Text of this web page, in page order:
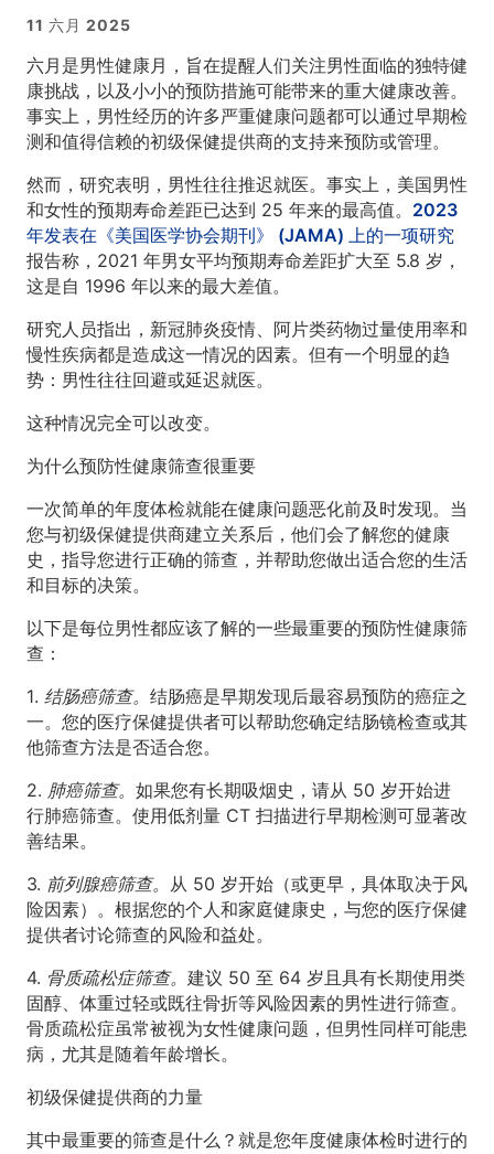
11 六月 2025
六月是男性健康月，旨在提醒人们关注男性面临的独特健
康挑战，以及小小的预防措施可能带来的重大健康改善。
事实上，男性经历的许多严重健康问题都可以通过早期检
测和值得信赖的初级保健提供商的支持来预防或管理。
然而，研究表明，男性往往推迟就医。事实上，美国男性
和女性的预期寿命差距已达到 25 年来的最高值。 2023
年发表在《美国医学协会期刊》 (JAMA) 上的一项研究
报告称，2021 年男女平均预期寿命差距扩大至 5.8 岁，
这是自 1996 年以来的最大差值。
研究人员指出，新冠肺炎疫情、阿片类药物过量使用率和
慢性疾病都是造成这一情况的因素。但有一个明显的趋
势：男性往往回避或延迟就医。
这种情况完全可以改变。
为什么预防性健康筛查很重要
一次简单的年度体检就能在健康问题恶化前及时发现。当
您与初级保健提供商建立关系后，他们会了解您的健康
史，指导您进行正确的筛查，并帮助您做出适合您的生活
和目标的决策。
以下是每位男性都应该了解的一些最重要的预防性健康筛
查：
1. 结肠癌筛查。 结肠癌是早期发现后最容易预防的癌症之
一。您的医疗保健提供者可以帮助您确定结肠镜检查或其
他筛查方法是否适合您。
2. 肺癌筛查。 如果您有长期吸烟史，请从 50 岁开始进
行肺癌筛查。使用低剂量 CT 扫描进行早期检测可显著改
善结果。
3. 前列腺癌筛查。 从 50 岁开始（或更早，具体取决于风
险因素）。根据您的个人和家庭健康史，与您的医疗保健
提供者讨论筛查的风险和益处。
4. 骨质疏松症筛查。 建议 50 至 64 岁且具有长期使用类
固醇、体重过轻或既往骨折等风险因素的男性进行筛查。
骨质疏松症虽常被视为女性健康问题，但男性同样可能患
病，尤其是随着年龄增长。
初级保健提供商的力量
其中最重要的筛查是什么？就是您年度健康体检时进行的